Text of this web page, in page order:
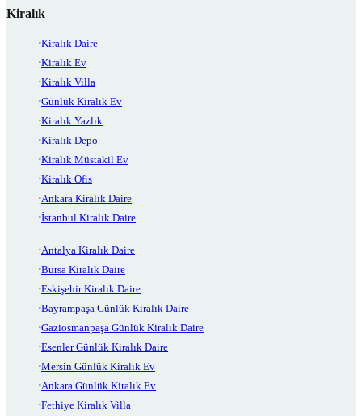
Kiralık
Kiralık Daire
Kiralık Ev
Kiralık Villa
Günlük Kiralık Ev
Kiralık Yazlık
Kiralık Depo
Kiralık Müstakil Ev
Kiralık Ofis
Ankara Kiralık Daire
İstanbul Kiralık Daire
Antalya Kiralık Daire
Bursa Kiralık Daire
Eskişehir Kiralık Daire
Bayrampaşa Günlük Kiralık Daire
Gaziosmanpaşa Günlük Kiralık Daire
Esenler Günlük Kiralık Daire
Mersin Günlük Kiralık Ev
Ankara Günlük Kiralık Ev
Fethiye Kiralık Villa